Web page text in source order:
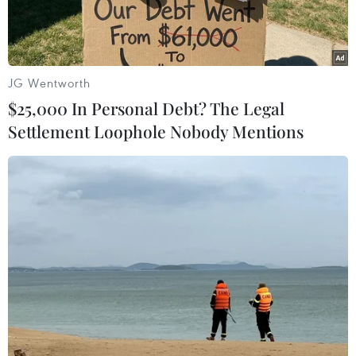
đến 16h ngày 14/5, trên Hệ thống Quốc gia quản
lý ca bệnh COVID-19 ghi nhận 1.895 ca nhiễm
mới (giảm 331 ca so với ngày trước đó) tại 46
tỉnh, thành phố (có 1.585 ca trong cộng đồng).
JG Wentworth
$25,000 In Personal Debt? The Legal
Settlement Loophole Nobody Mentions